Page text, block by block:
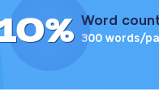
Word
300 words/